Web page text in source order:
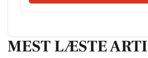
MEST LÆSTE